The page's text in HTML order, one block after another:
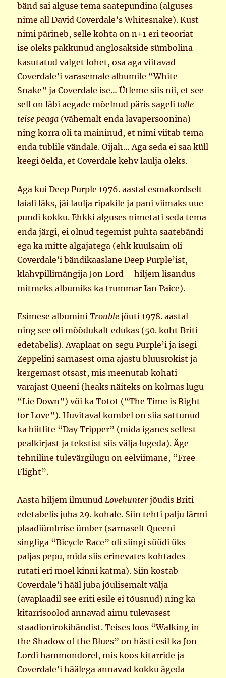
bänd sai alguse tema saatepundina (alguses
nime all David Coverdale’s Whitesnake). Kust
nimi pärineb, selle kohta on n+1 eri teooriat –
ise oleks pakkunud anglosakside sümbolina
kasutatud valget lohet, osa aga viitavad
Coverdale’i varasemale albumile “White
Snake” ja Coverdale ise… Ütleme siis nii, et see
sell on läbi aegade mõelnud päris sageli tolle
teise peaga (vähemalt enda lavapersoonina)
ning korra oli ta maininud, et nimi viitab tema
enda tublile vändale. Oijah… Aga seda ei saa küll
keegi öelda, et Coverdale kehv laulja oleks.
Aga kui Deep Purple 1976. aastal esmakordselt
laiali läks, jäi laulja ripakile ja pani viimaks uue
pundi kokku. Ehkki alguses nimetati seda tema
enda järgi, ei olnud tegemist puhta saatebändi
ega ka mitte algajatega (ehk kuulsaim oli
Coverdale’i bändikaaslane Deep Purple’ist,
klahvpillimängija Jon Lord – hiljem lisandus
mitmeks albumiks ka trummar Ian Paice).
Esimese albuminiTrouble jõuti 1978. aastal
ning see oli mõõdukalt edukas (50. koht Briti
edetabelis). Avaplaat on segu Purple’i ja isegi
Zeppelini sarnasest oma ajastu bluusrokist ja
kergemast otsast, mis meenutab kohati
varajast Queeni (heaks näiteks on kolmas lugu
“Lie Down”) või ka Totot (“The Time is Right
for Love”). Huvitaval kombel on siia sattunud
ka biitlite “Day Tripper” (mida iganes sellest
pealkirjast ja tekstist siis välja lugeda). Äge
tehniline tulevärgilugu on eelviimane, “Free
Flight”.
Aasta hiljem ilmunudLovehunter jõudis Briti
edetabelis juba 29. kohale. Siin tehti palju lärmi
plaadiümbrise ümber (sarnaselt Queeni
singliga “Bicycle Race” oli siingi süüdi üks
paljas pepu, mida siis erinevates kohtades
rutati eri moel kinni katma). Siin kostab
Coverdale’i hääl juba jõulisemalt välja
(avaplaadil see eriti esile ei tõusnud) ning ka
kitarrisoolod annavad aimu tulevasest
staadionirokibändist. Teises loos “Walking in
the Shadow of the Blues” on hästi esil ka Jon
Lordi hammondorel, mis koos kitarride ja
Coverdale’i häälega annavad kokku ägeda